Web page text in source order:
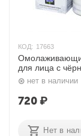
КОД: 17663
для лица с
тмином 50 мл.
нет в наличии
720₽
Нет в